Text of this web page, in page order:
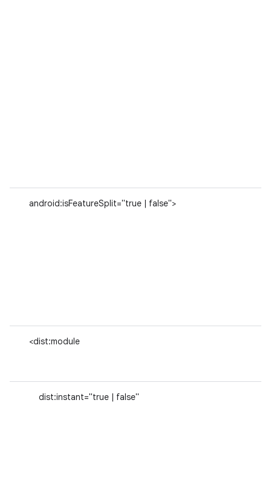
android:isFeatureSplit="true | false">
<dist:module
dist:instant="true | false"